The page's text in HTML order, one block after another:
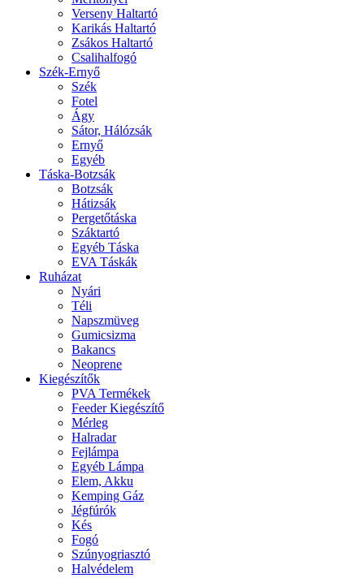
Verseny Haltartó
Karikás Haltartó
Zsákos Haltartó
Csalihalfogó
Szék-Ernyő
Szék
Fotel
Ágy
Sátor, Hálózsák
Ernyő
Egyéb
Táska-Botzsák
Botzsák
Hátizsák
Pergetőtáska
Száktartó
Egyéb Táska
EVA Táskák
Ruházat
Nyári
Téli
Napszmüveg
Gumicsizma
Bakancs
Neoprene
Kiegészítők
PVA Termékek
Feeder Kiegészítő
Mérleg
Halradar
Fejlámpa
Egyéb Lámpa
Elem, Akku
Kemping Gáz
Jégfúrók
Kés
Fogó
Szúnyogriasztó
Halvédelem